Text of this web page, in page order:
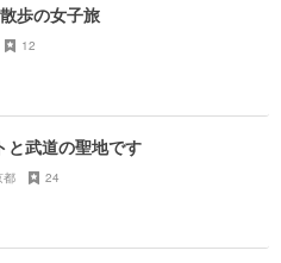
歩の女子旅
12
と武道の聖地です
都 24